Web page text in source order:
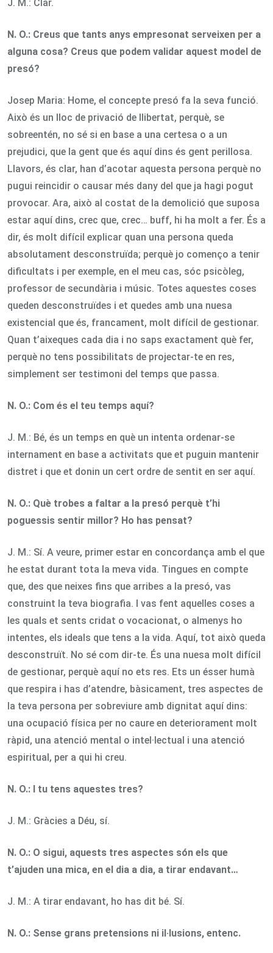
J. M.: Clar.
N. O.: Creus que tants anys empresonat serveixen per a
alguna cosa? Creus que podem validar aquest model de
presó?
Josep Maria: Home, el concepte presó fa la seva funció.
Això és un lloc de privació de llibertat, perquè, se
sobreentén, no sé si en base a una certesa o a un
prejudici, que la gent que és aquí dins és gent perillosa.
Llavors, és clar, han d’acotar aquesta persona perquè no
pugui reincidir o causar més dany del que ja hagi pogut
provocar. Ara, això al costat de la demolició que suposa
estar aquí dins, crec que, crec… buff, hi ha molt a fer. És a
dir, és molt difícil explicar quan una persona queda
absolutament desconstruïda; perquè jo començo a tenir
dificultats i per exemple, en el meu cas, sóc psicòleg,
professor de secundària i músic. Totes aquestes coses
queden desconstruïdes i et quedes amb una nuesa
existencial que és, francament, molt difícil de gestionar.
Quan t’aixeques cada dia i no saps exactament què fer,
perquè no tens possibilitats de projectar-te en res,
simplement ser testimoni del temps que passa.
N. O.: Com és el teu temps aquí?
J. M.: Bé, és un temps en què un intenta ordenar-se
internament en base a activitats que et puguin mantenir
distret i que et donin un cert ordre de sentit en ser aquí.
N. O.: Què trobes a faltar a la presó perquè t’hi
poguessis sentir millor? Ho has pensat?
J. M.: Sí. A veure, primer estar en concordança amb el que
he estat durant tota la meva vida. Tingues en compte
que, des que neixes fins que arribes a la presó, vas
construint la teva biografia. I vas fent aquelles coses a
les quals et sents cridat o vocacionat, o almenys ho
intentes, els ideals que tens a la vida. Aquí, tot això queda
desconstruït. No sé com dir-te. És una nuesa molt difícil
de gestionar, perquè aquí no ets res. Ets un ésser humà
que respira i has d’atendre, bàsicament, tres aspectes de
la teva persona per sobreviure amb dignitat aquí dins:
una ocupació física per no caure en deteriorament molt
ràpid, una atenció mental o intel·lectual i una atenció
espiritual, per a qui hi creu.
N. O.: I tu tens aquestes tres?
J. M.: Gràcies a Déu, sí.
N. O.: O sigui, aquests tres aspectes són els que
t’ajuden una mica, en el dia a dia, a tirar endavant…
J. M.: A tirar endavant, ho has dit bé. Sí.
N. O.: Sense grans pretensions ni il·lusions, entenc.